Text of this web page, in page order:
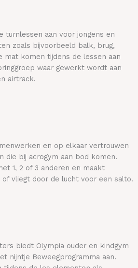
turnlessen aan voor jongens en
zoals bijvoorbeeld balk, brug,
mat komen tijdens de lessen aan
waar gewerkt wordt aan
airtrack.
en op elkaar vertrouwen
die bij acrogym aan bod komen.
1, 2 of 3 anderen en maakt
of vliegt door de lucht voor een salto.
biedt Olympia ouder en kindgym
nijntje Beweegprogramma aan.